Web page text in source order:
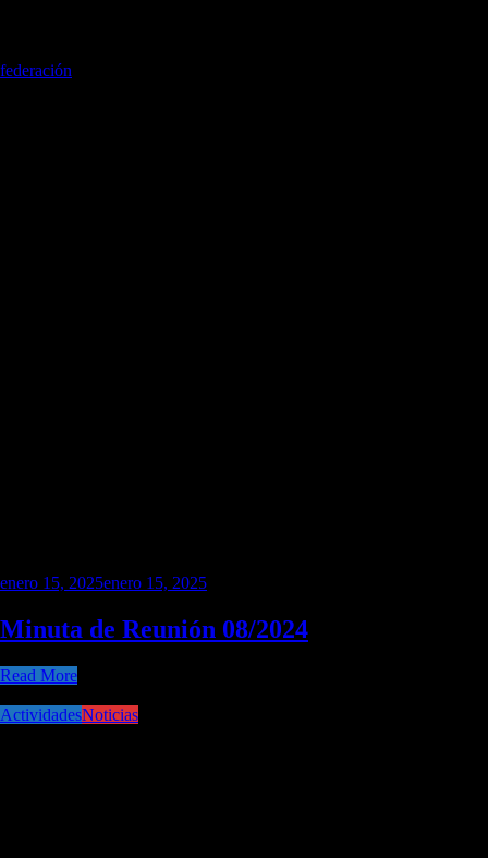
federación
enero 15, 2025enero 15, 2025
Minuta de Reunión 08/2024
Read More
ActividadesNoticias